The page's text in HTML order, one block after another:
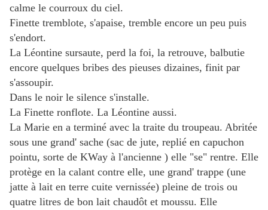
calme le courroux du ciel.
Finette tremblote, s'apaise, tremble encore un peu puis
s'endort.
La Léontine sursaute, perd la foi, la retrouve, balbutie
encore quelques bribes des pieuses dizaines, finit par
s'assoupir.
Dans le noir le silence s'installe.
La Finette ronflote. La Léontine aussi.
La Marie en a terminé avec la traite du troupeau. Abritée
sous une grand' sache (sac de jute, replié en capuchon
pointu, sorte de KWay à l'ancienne ) elle "se" rentre. Elle
protège en la calant contre elle, une grand' trappe (une
jatte à lait en terre cuite vernissée) pleine de trois ou
quatre litres de bon lait chaudôt et moussu. Elle